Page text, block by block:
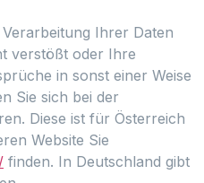
Ihrer Daten
verstößt oder Ihre
in sonst einer Weise
Sie sich bei der
Diese ist für Österreich
Website Sie
finden. In Deutschland gibt